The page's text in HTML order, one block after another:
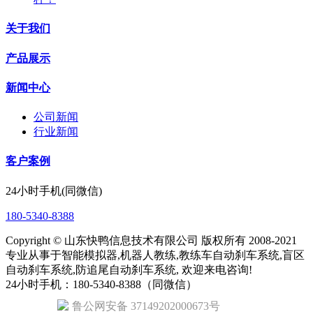
关于我们
产品展示
新闻中心
公司新闻
行业新闻
客户案例
24小时手机(同微信)
180-5340-8388
Copyright © 山东快鸭信息技术有限公司 版权所有 2008-2021
专业从事于智能模拟器,机器人教练,教练车自动刹车系统,盲区
自动刹车系统,防追尾自动刹车系统, 欢迎来电咨询!
24小时手机：180-5340-8388（同微信）
鲁公网安备 37149202000673号